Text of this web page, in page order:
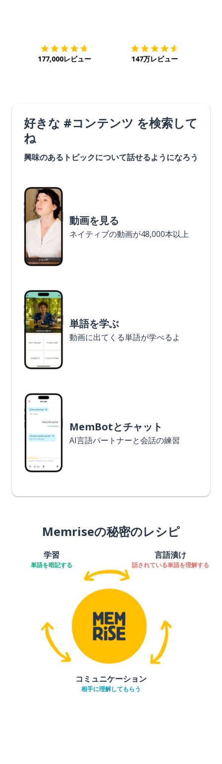
177,000レビュー 147万レビュー
好きな #コンテンツ を検索して
ね
興味のあるトピックについて話せるようになろう
動画を見る
ネイティブの動画が48,000本以上
単語を学ぶ
動画に出てくる単語が学べるよ
MemBotとチャット
AI言語パートナーと会話の練習
Memriseの秘密のレシピ
学習
単語を暗記する
言語漬け
話されている単語を理解する
コミュニケーション
相手に理解してもらう